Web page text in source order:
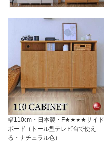
幅110cm・日本製・F★★★★サイド
ボード（トール型テレビ台で使え
る・ナチュラル色）